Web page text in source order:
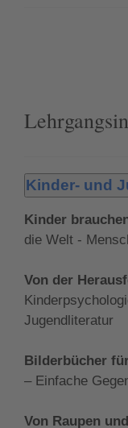
und das
erste Liebe,
Wir zeigen
welchem Alter
Lebensjahr ihre
sich die
spielt ab 13 das
Neben den
lernen Sie auch,
verwenden.
Kinder- und
Kinder
die Welt -
Von der
Jugendliteratur
Bilderbücher
– Einfache
Von Raupen